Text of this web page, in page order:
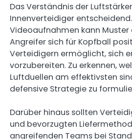
Das Verständnis der
Innenverteidiger
Videoaufnahmen kann Muster
Angreifer sich für Kopfball
Verteidigern ermöglicht, sich
vorzubereiten. Zu erkennen,
Luftduellen am effektivsten
defensive Strategie zu
Darüber hinaus sollten
und bevorzugten
angreifenden Teams bei